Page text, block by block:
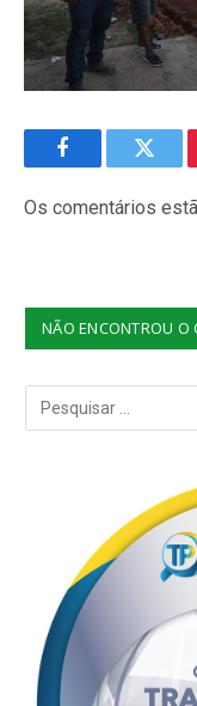
Facebook
Os comentários
NÃO ENCONTROU O